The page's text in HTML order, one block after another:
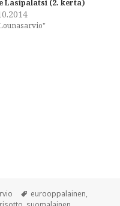
Lasipalatsi (2. kerta)
Tags
eurooppalainen,